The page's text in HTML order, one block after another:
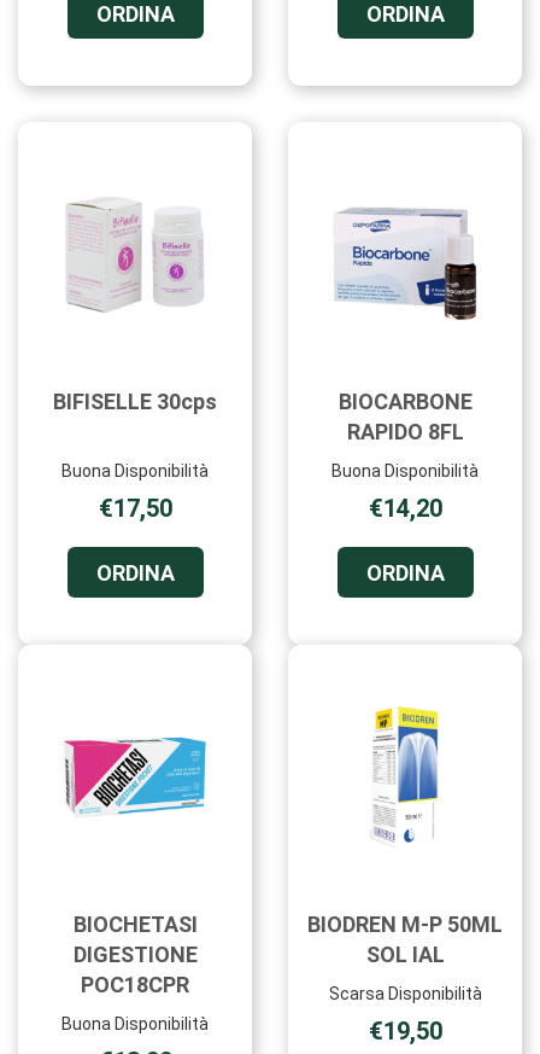
ORDINA
30CPS AL
ORDINA
RSV
BIFISELLE 30cps
Buona Disponibilità
€17,50
ORDINA
30CPS AL
BIOCARBONE
RAPIDO 8FL
Buona Disponibilità
€14,20
ORDINA
RAPIDO
BIOCHETASI
DIGESTIONE
POC18CPR
Buona Disponibilità
BIODREN M-P 50ML
SOL IAL
Scarsa Disponibilità
€19,50